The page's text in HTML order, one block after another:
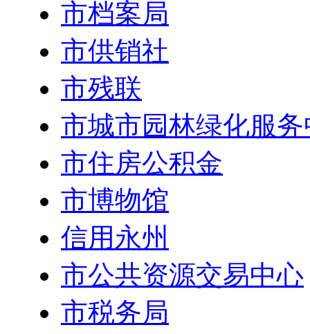
市档案局
市供销社
市残联
市城市园林绿化服
市住房公积金
市博物馆
信用永州
市公共资源交易中心
市税务局